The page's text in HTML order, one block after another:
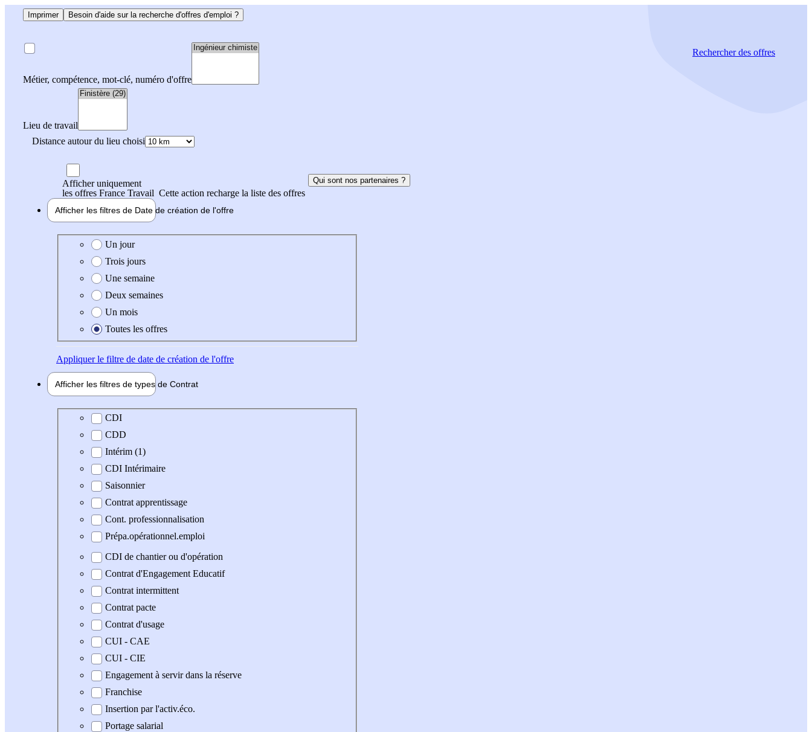
Imprimer Besoin d'aide sur la recherche d'offres d'emploi ?
Métier, compétence, mot-clé, numéro d'offre
Lieu de travail
Distance autour du lieu choisi
Rechercherdes offres
Afficher uniquement
les offres France Travail Cette action recharge la liste des offres
Qui sont nos partenaires ?
Afficher les filtres de Date de création de l'offre
Date de création de l'offre
Un jour
Trois jours
Une semaine
Deux semaines
Un mois
Toutes les offres
Appliquerle filtre de date de création de l'offre
Afficher les filtres de types de Contrat
Type de contrat
CDI
CDD
Intérim (1)
CDI Intérimaire
Saisonnier
Contrat apprentissage
Cont. professionnalisation
Prépa.opérationnel.emploi
CDI de chantier ou d'opération
Contrat d'Engagement Educatif
Contrat intermittent
Contrat pacte
Contrat d'usage
CUI - CAE
CUI - CIE
Engagement à servir dans la réserve
Franchise
Insertion par l'activ.éco.
Portage salarial